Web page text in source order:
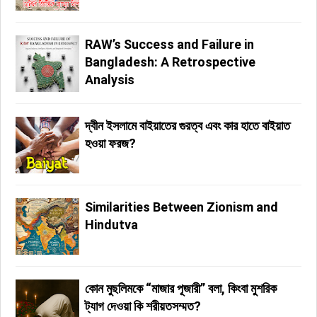
RAW’s Success and Failure in
Bangladesh: A Retrospective
Analysis
দ্বীন ইসলামে বাইয়াতের গুরত্ব এবং কার হাতে বাইয়াত
হওয়া ফরজ?
Similarities Between Zionism and
Hindutva
কোন মুছলিমকে “মাজার পূজারী” বলা, কিংবা মুশরিক
ট্যাগ দেওয়া কি শরীয়তসম্মত?